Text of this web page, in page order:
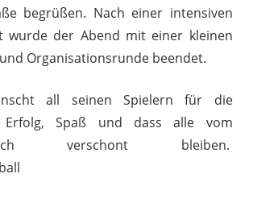
begrüßen. Nach einer intensiven
wurde der Abend mit einer kleinen
Organisationsrunde beendet.
all seinen Spielern für die
Erfolg, Spaß und dass alle vom
verschont bleiben.